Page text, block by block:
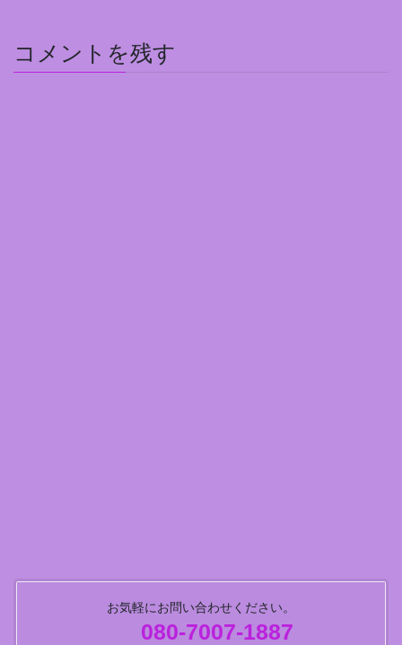
コメントを残す
お気軽にお問い合わせください。
080-7007-1887